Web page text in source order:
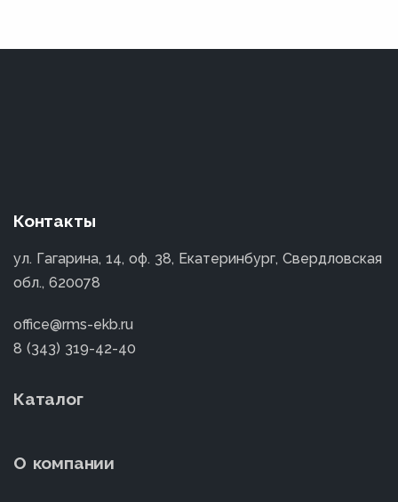
Контакты
ул. Гагарина, 14, оф. 38, Екатеринбург, Свердловская
обл., 620078
office@rms-ekb.ru
8 (343) 319-42-40
Каталог
О компании